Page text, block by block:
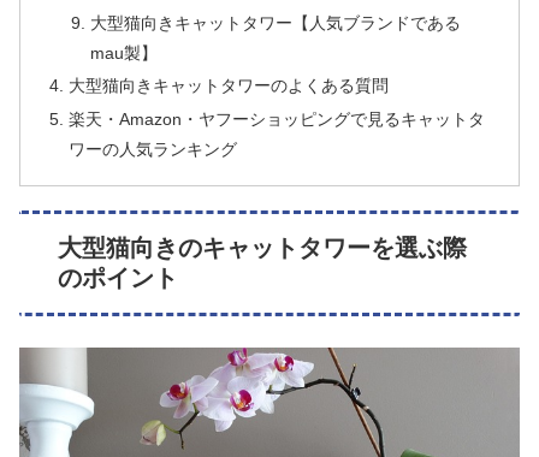
大型猫向きキャットタワー【人気ブランドである
mau製】
大型猫向きキャットタワーのよくある質問
楽天・Amazon・ヤフーショッピングで見るキャットタ
ワーの人気ランキング
大型猫向きのキャットタワーを選ぶ際
のポイント